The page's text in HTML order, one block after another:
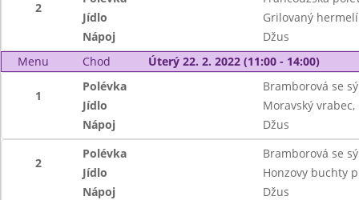
2
Jídlo
Grilovaný
Nápoj
Džus
Menu
Chod Úterý 22. 2. 2022 (11:00 - 14:00)
1
Polévka
Bramborová se
Jídlo
Moravský
Nápoj
Džus
2
Polévka
Bramborová se
Jídlo
Honzovy buchty
Nápoj
Džus